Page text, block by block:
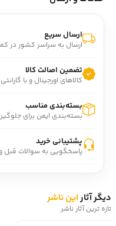
ادبي و کساني را که خود
کار مي‌آيند و هم مخاطبان
اين گونه مباحث را.
افسانه‌اي ايرانيان با
مترجمان و نيز مقدمه‌اي از
خاورشناس، لغت‌شناس و
رتبه گودريدز: 4/44 از 5.
ارسال سریع
ارسال به سراسر کشور در
تضمین اصالت کالا
کالاهای اورجینال و با
بسته‌بندی مناسب
بسته‌بندی ایمن برای
پشتیبانی خرید
پاسخگویی به سوالات قبل و
دیگر آثاراین ناشر
تازه ترین آثار ناشر